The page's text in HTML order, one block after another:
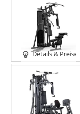
Details & Preise